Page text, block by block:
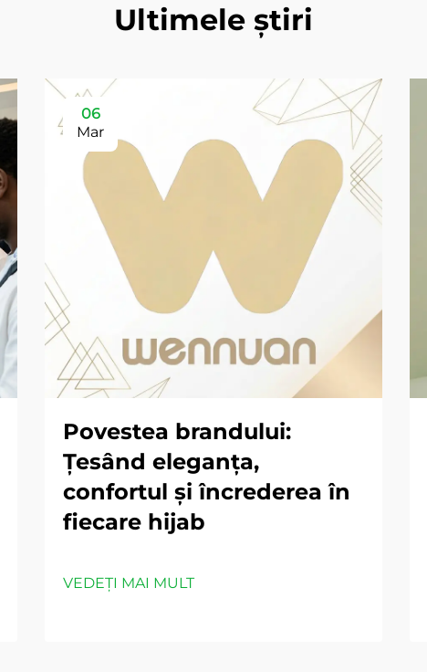
Ultimele știri
06
Mar
Povestea brandului:
Ţesând eleganța,
confortul și încrederea în
fiecare hijab
VEDEȚI MAI MULT